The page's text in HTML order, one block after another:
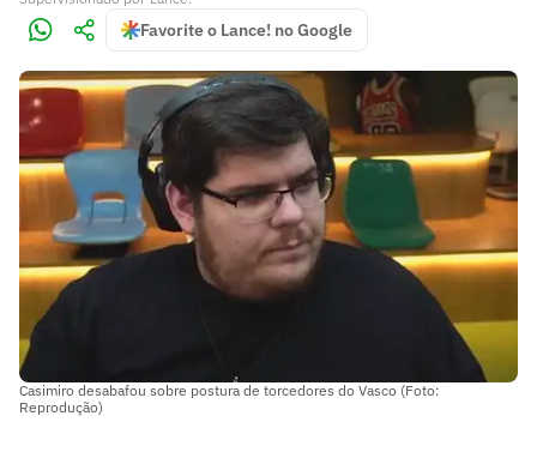
Favorite o Lance! no Google
Casimiro desabafou sobre postura de torcedores do Vasco (Foto:
Reprodução)